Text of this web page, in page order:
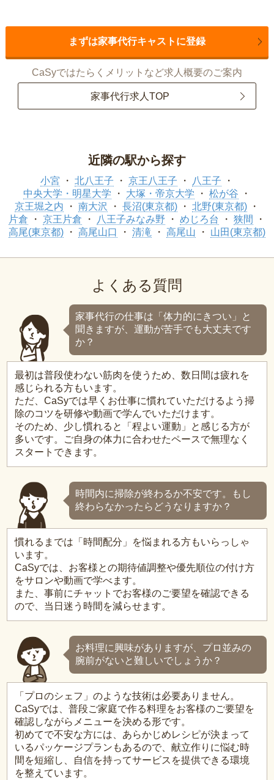
まずは家事代行キャストに登録
CaSyではたらくメリットなど求人概要のご案内
家事代行求人TOP
近隣の駅から探す
小宮 北八王子 京王八王子
八王子
中央大学・明星大学
大塚・帝京大学
松が谷
京王堀之内
南大沢 長沼(東京都)
北野(東京都)
片倉
京王片倉 八王子みなみ野 めじろ台
狭間
高尾(東京都)
高尾山口 清滝 高尾山 山田(東京都)
よくある質問
家事代行の仕事は「体力的にきつい」と
聞きますが、運動が苦手でも大丈夫です
か？
最初は普段使わない筋肉を使うため、数日間は疲れを
感じられる方もいます。
ただ、CaSyでは早くお仕事に慣れていただけるよう掃
除のコツを研修や動画で学んでいただけます。
そのため、少し慣れると「程よい運動」と感じる方が
多いです。ご自身の体力に合わせたペースで無理なく
スタートできます。
時間内に掃除が終わるか不安です。もし
終わらなかったらどうなりますか？
慣れるまでは「時間配分」を悩まれる方もいらっしゃ
います。
CaSyでは、お客様との期待値調整や優先順位の付け方
をサロンや動画で学べます。
また、事前にチャットでお客様のご要望を確認できる
ので、当日迷う時間を減らせます。
お料理に興味がありますが、プロ並みの
腕前がないと難しいでしょうか？
「プロのシェフ」のような技術は必要ありません。
CaSyでは、普段ご家庭で作る料理をお客様のご要望を
確認しながらメニューを決める形です。
初めてで不安な方には、あらかじめレシピが決まって
いるパッケージプランもあるので、献立作りに悩む時
間を短縮し、自信を持ってサービスを提供できる環境
を整えています。